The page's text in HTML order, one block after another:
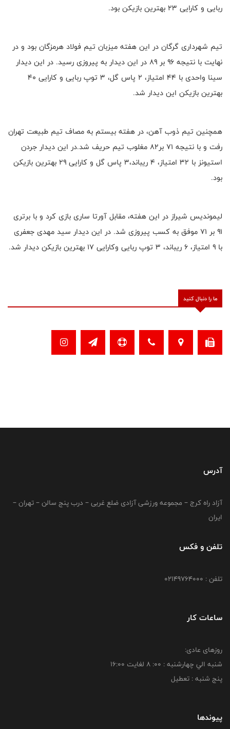
ربایی و کارایی ۲۳ بهترین بازیکن بود.
تیم شهرداری گرگان در این هفته میزبان تیم فولاد هرمزگان بود و در
نهایت با نتیجه ۹۶ بر ۸۹ در این دیدار به پیروزی رسید. در این دیدار
سینا واحدی با ۴۴ امتیاز، ۲ پاس گل، ۳ توپ ربایی و کارایی ۴۰
بهترین بازیکن این دیدار شد.
همچنین تیم ذوب آهن، در هفته بیستم به مصاف تیم طبیعت تهران
رفت و با نتیجه ۷۱ بر۸۲ مغلوب تیم حریف شد.در این دیدار جردن
استیونز با ۳۲ امتیاز، ۴ ریباند،۳ پاس گل و کارایی ۲۹ بهترین بازیکن
بود.
لیموندیس شیراز در این هفته، مقابل آورتا ساری بازی کرد و با برتری
۹۱ بر ۷۱ موفق به کسب پیروزی شد. در این دیدار سید مهدی جعفری
با ۹ امتیاز، ۶ ریباند، ۳ توپ ربایی وکارایی ۱۷ بهترین بازیکن دیدار شد.
ما را دنبال کنید
آدرس
آزاد راه کرج – مجموعه ورزشی آزادی ضلع غربی – درب پنج سالن – تهران –
ایران
تلفن و فکس
تلفن : 02149764000
ساعات کار
روزهای عادی:
شنبه الي چهارشنبه : 00: 8 لغايت 16:00
پنج شنبه : تعطیل
پیوندها